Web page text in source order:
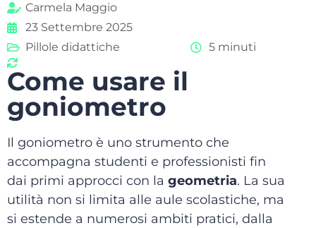
Carmela Maggio
23 Settembre 2025
Pillole didattiche
5 minuti
Come usare il
goniometro
Il goniometro è uno strumento che
accompagna studenti e professionisti fin
dai primi approcci con la geometria. La sua
utilità non si limita alle aule scolastiche, ma
si estende a numerosi ambiti pratici, dalla